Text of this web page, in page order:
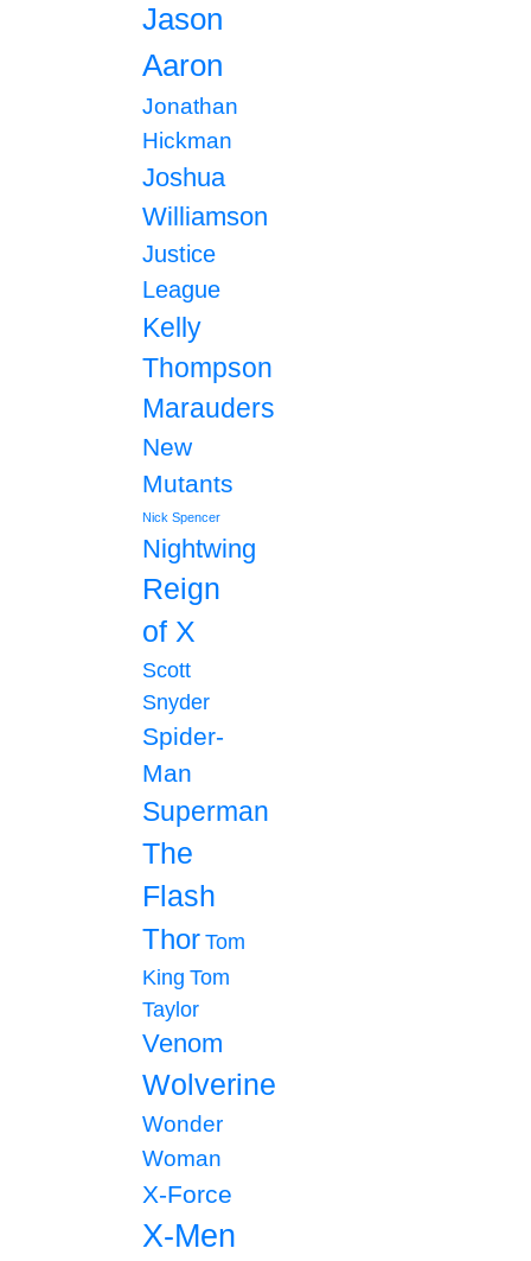
Jason
Aaron
Jonathan
Hickman
Joshua
Williamson
Justice
League
Kelly
Thompson
Marauders
New
Mutants
Nick Spencer
Nightwing
Reign
of X
Scott
Snyder
Spider-
Man
Superman
The
Flash
Thor Tom
King Tom
Taylor
Venom
Wolverine
Wonder
Woman
X-Force
X-Men